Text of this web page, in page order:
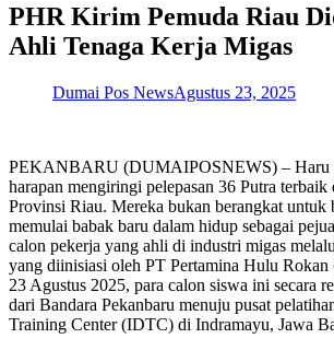
PHR Kirim Pemuda Riau
Ahli Tenaga Kerja Migas
Dumai Pos NewsAgustus 23, 2025
PEKANBARU (DUMAIPOSNEWS) – Haru
harapan mengiringi pelepasan 36 Putra terbaik
Provinsi Riau. Mereka bukan berangkat untuk
memulai babak baru dalam hidup sebagai
calon pekerja yang ahli di industri migas
yang diinisiasi oleh PT Pertamina Hulu Rokan
23 Agustus 2025, para calon siswa ini secara
dari Bandara Pekanbaru menuju pusat
Training Center (IDTC) di Indramayu, Jawa